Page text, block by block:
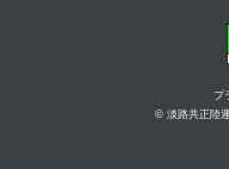
プ
© 淡路共正陸